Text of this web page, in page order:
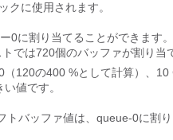
クに使用されます。
0に割り当てることができます
では720個のバッファが割り当
120の400 %として計算）、10
値です。
バッファ値は、queue-0に割